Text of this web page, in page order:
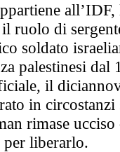
ruolo di
soldato
palestinesi
il
in
rimase
per liberarlo.